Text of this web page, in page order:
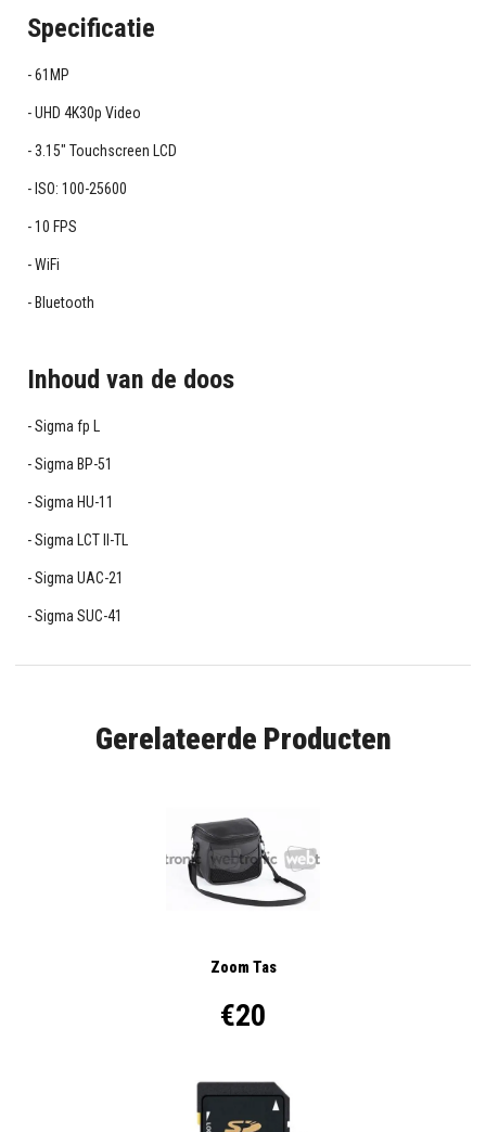
Specificatie
61MP
UHD 4K30p Video
3.15" Touchscreen LCD
ISO: 100-25600
10 FPS
WiFi
Bluetooth
Inhoud van de doos
Sigma fp L
Sigma BP-51
Sigma HU-11
Sigma LCT II-TL
Sigma UAC-21
Sigma SUC-41
Gerelateerde Producten
Zoom Tas
€20